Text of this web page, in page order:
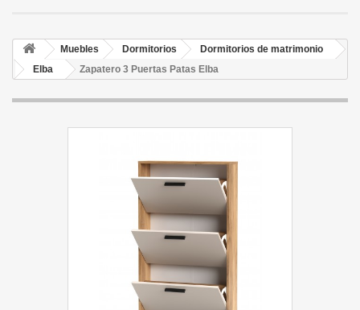
Muebles Dormitorios
Dormitorios de matrimonio
Elba
Zapatero 3 Puertas Patas Elba